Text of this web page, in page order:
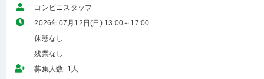
コンビニスタッフ
2026年07月12日(日) 13:00～17:00
休憩なし
残業なし
募集人数 1人